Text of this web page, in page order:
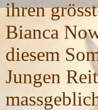
ihren
Bianca
diesem
Jungen